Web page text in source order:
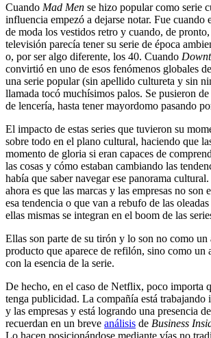
Cuando Mad Men se hizo popular como serie
influencia empezó a dejarse notar. Fue cuando
de moda los vestidos retro y cuando, de
televisión parecía tener su serie de época
o, por ser algo diferente, los 40. Cuando
convirtió en uno de esos fenómenos globales
una serie popular (sin apellido cultureta y sin
llamada tocó muchísimos palos. Se pusieron
de lencería, hasta tener mayordomo pasando
El impacto de estas series que tuvieron su
sobre todo en el plano cultural, haciendo que
momento de gloria si eran capaces de
las cosas y cómo estaban cambiando las
había que saber navegar ese panorama
ahora es que las marcas y las empresas no son
esa tendencia o que van a rebufo de las
ellas mismas se integran en el boom de las
Ellas son parte de su tirón y lo son no como
producto que aparece de refilón, sino como un
con la esencia de la serie.
De hecho, en el caso de Netflix, poco importa
tenga publicidad. La compañía está trabajando
y las empresas y está logrando una presencia
recuerdan en un breve análisis de Business
Lo hacen posicionándose mediante vías no